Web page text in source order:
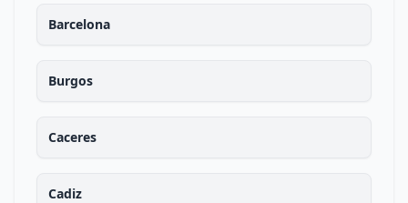
Barcelona
Burgos
Caceres
Cadiz